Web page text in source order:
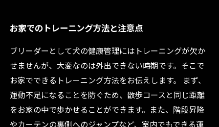
お家でのトレーニング方法と注意点
ブリーダーとして犬の健康管理にはトレーニングが欠か
せませんが、大変なのは外出できない時期です。そこで
お家でできるトレーニング方法をお伝えします。 まず、
運動不足になることを防ぐため、散歩コースと同じ距離
をお家の中で歩かせることができます。また、階段昇降
やカーテンの裏側へのジャンプなど、室内でもできる運